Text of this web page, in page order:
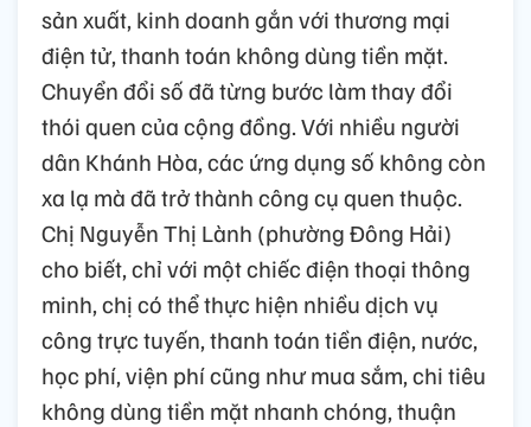
sản xuất, kinh doanh gắn với thương mại
điện tử, thanh toán không dùng tiền mặt.
Chuyển đổi số đã từng bước làm thay đổi
thói quen của cộng đồng. Với nhiều người
dân Khánh Hòa, các ứng dụng số không còn
xa lạ mà đã trở thành công cụ quen thuộc.
Chị Nguyễn Thị Lành (phường Đông Hải)
cho biết, chỉ với một chiếc điện thoại thông
minh, chị có thể thực hiện nhiều dịch vụ
công trực tuyến, thanh toán tiền điện, nước,
học phí, viện phí cũng như mua sắm, chi tiêu
không dùng tiền mặt nhanh chóng, thuận